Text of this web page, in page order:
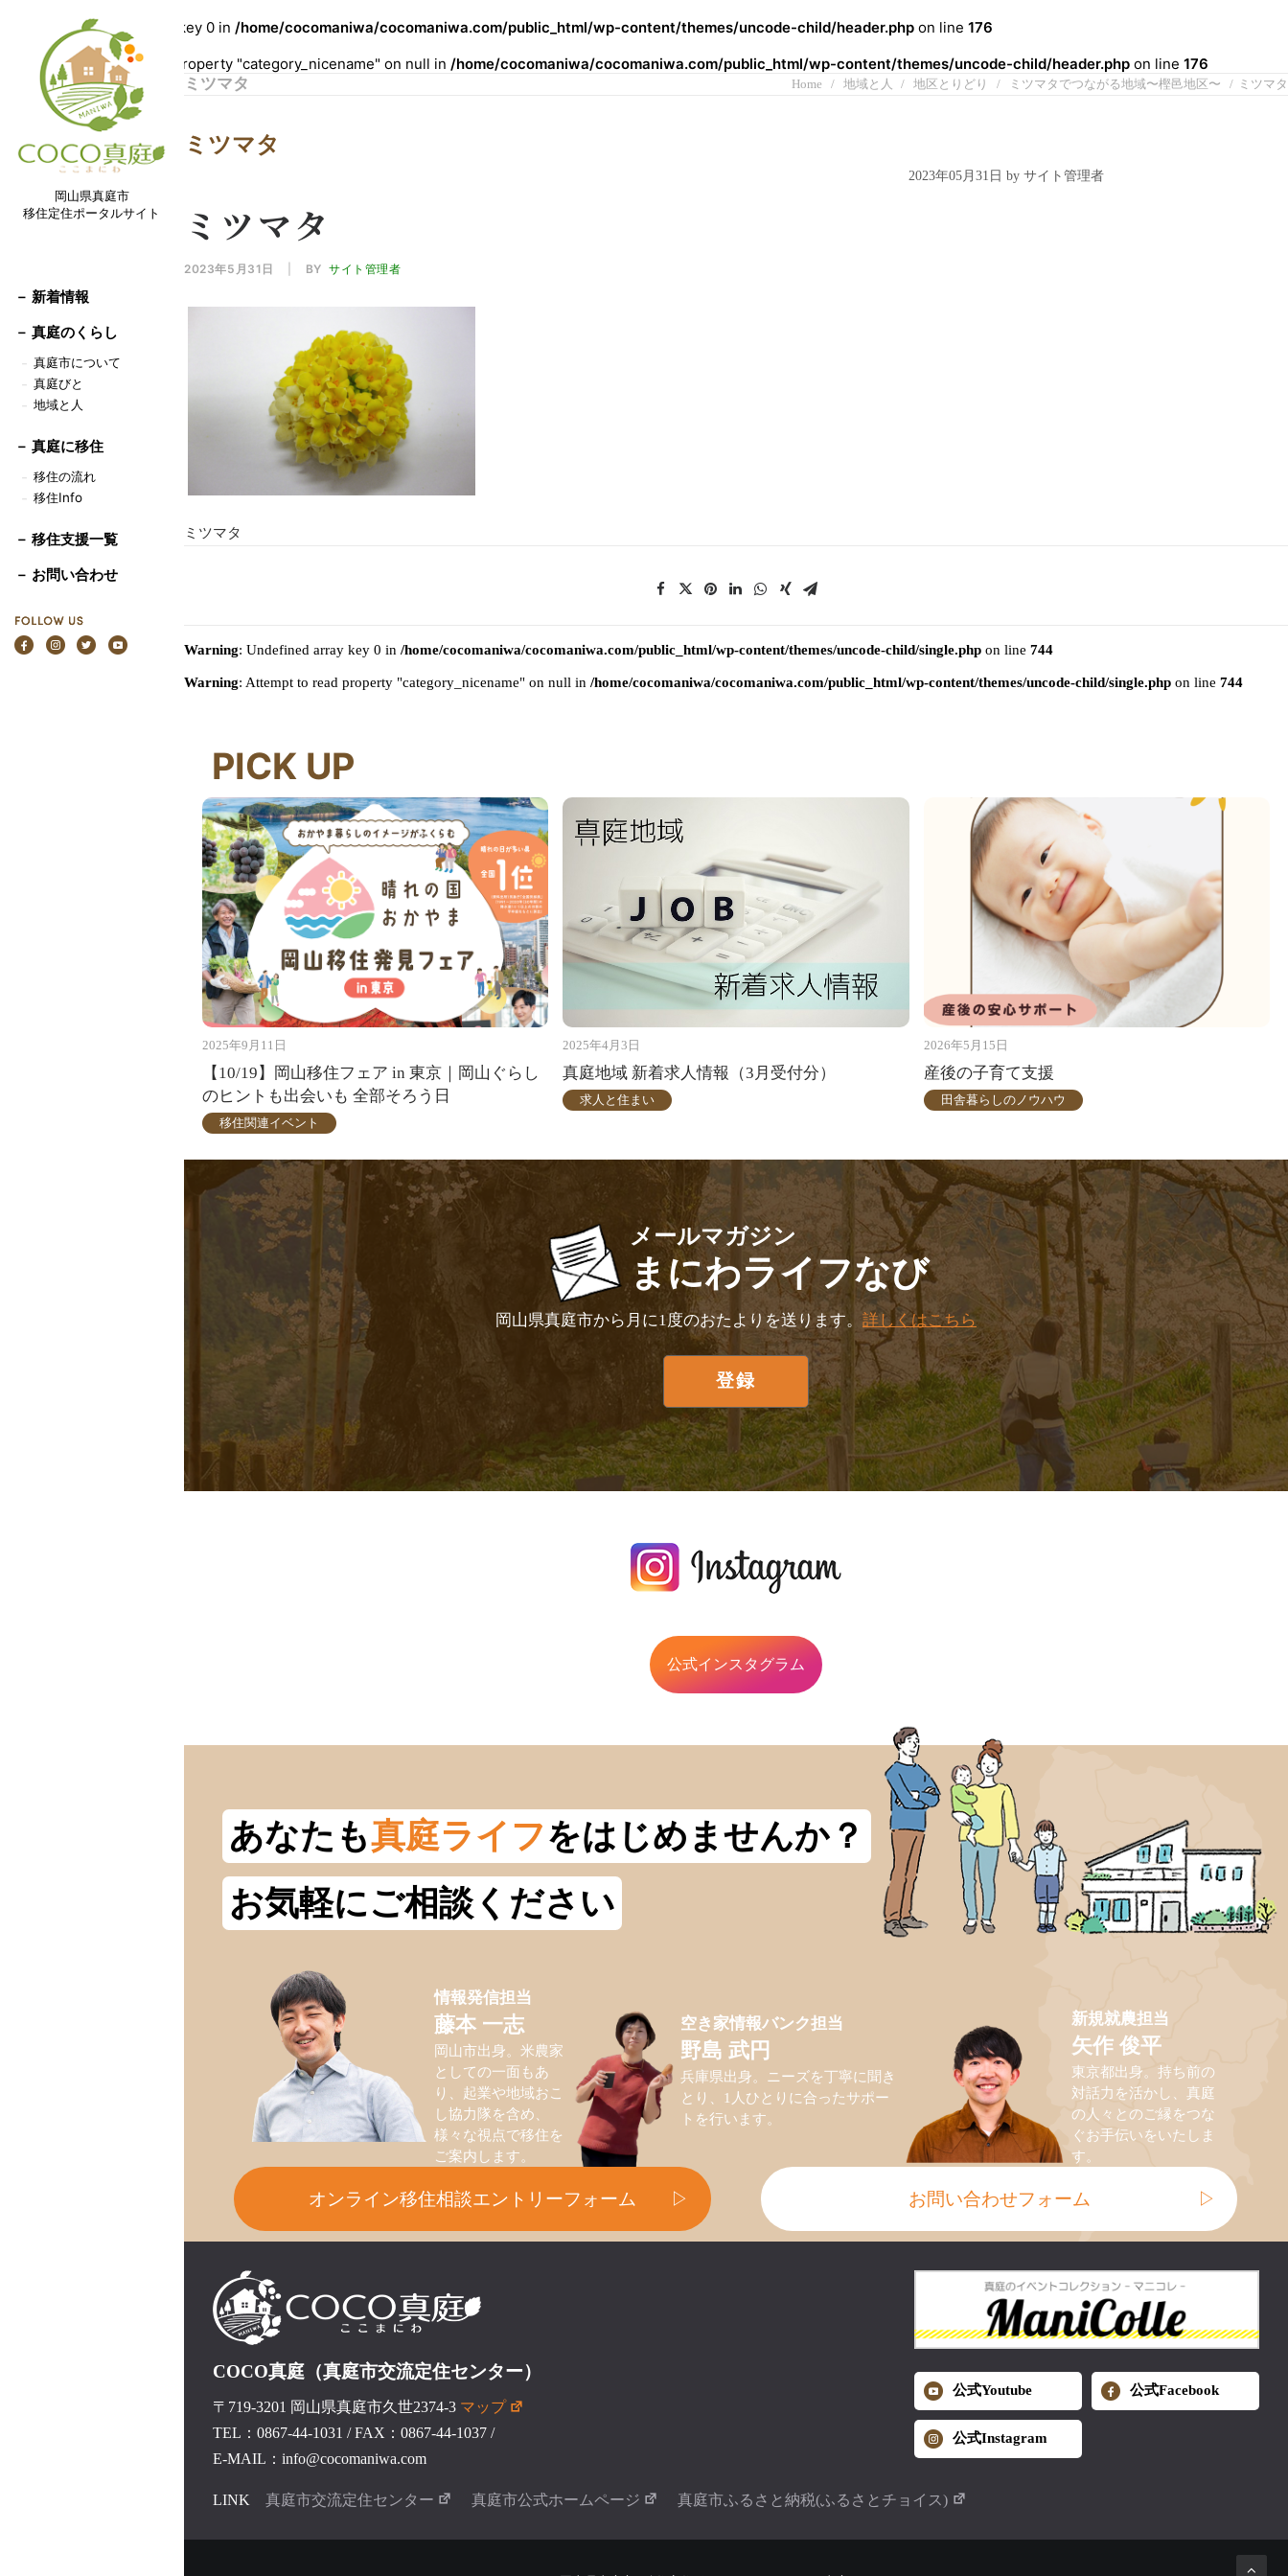
: Undefined array key 0 in /home/cocomaniwa/cocomaniwa.com/public_html/wp-content/themes/uncode-child/header.php on line 176
Warning : Attempt to read property "category_nicename" on null in /home/cocomaniwa/cocomaniwa.com/public_html/wp-content/themes/uncode-child/header.php on line 176
岡山県真庭市
移住定住ポータルサイト
－ 新着情報
－ 真庭のくらし
－ 真庭市について
－ 真庭びと
－ 地域と人
－ 真庭に移住
－ 移住の流れ
－ 移住Info
－ 移住支援一覧
－ お問い合わせ
ミツマタ Home 地域と人 地区とりどり ミツマタでつながる地域〜樫邑地区〜 ミツマタ
ミツマタ
2023年05月31日 by サイト管理者
ミツマタ
2023年5月31日 BY サイト管理者
ミツマタ
Warning: Undefined array key 0 in /home/cocomaniwa/cocomaniwa.com/public_html/wp-content/themes/uncode-child/single.phpon line 744
Warning: Attempt to read property "category_nicename" on null in /home/cocomaniwa/cocomaniwa.com/public_html/wp-content/themes/uncode-child/single.phpon line 744
PICK UP
2025年9月11日
【10/19】岡山移住フェア in 東京｜岡山ぐらし
のヒントも出会いも 全部そろう日
移住関連イベント
2025年4月3日
真庭地域 新着求人情報（3月受付分）
求人と住まい
2026年5月15日
産後の子育て支援
田舎暮らしのノウハウ
メールマガジン
まにわライフなび
岡山県真庭市から月に1度のおたよりを送ります。 詳しくはこちら
公式インスタグラム
あなたも真庭ライフをはじめませんか？
お気軽にご相談ください
情報発信担当
藤本 一志
岡山市出身。米農家
としての一面もあ
り、起業や地域おこ
し協力隊を含め、
様々な視点で移住を
ご案内します。
空き家情報バンク担当
野島 武円
兵庫県出身。ニーズを丁寧に聞き
とり、1人ひとりに合ったサポー
トを行います。
新規就農担当
矢作 俊平
東京都出身。持ち前の
対話力を活かし、真庭
の人々とのご縁をつな
ぐお手伝いをいたしま
す。
オンライン移住相談エントリーフォーム ▷ お問い合わせフォーム ▷
COCO真庭（真庭市交流定住センター）
〒719-3201 岡山県真庭市久世2374-3 マップ
TEL：0867-44-1031 /FAX：0867-44-1037/
E-MAIL：info@cocomaniwa.com
公式Youtube 公式Facebook
公式Instagram
LINK 真庭市交流定住センター 真庭市公式ホームページ 真庭市ふるさと納税(ふるさとチョイス)